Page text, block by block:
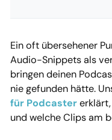
Ein oft übersehener
Audio-Snippets als
bringen deinen
nie gefunden hätte.
für Podcaster
und welche Clips am